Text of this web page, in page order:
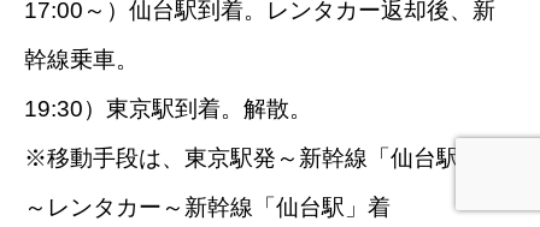
17:00～）仙台駅到着。レンタカー返却後、新
幹線乗車。
19:30）東京駅到着。解散。
※移動手段は、東京駅発～新幹線「仙台駅」着
～レンタカー～新幹線「仙台駅」着